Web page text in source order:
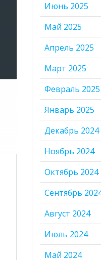
Июнь 2025
Май 2025
Апрель 2025
Март 2025
Февраль 2025
Январь 2025
Декабрь 2024
Ноябрь 2024
Октябрь 2024
Сентябрь
Август 2024
Июль 2024
Май 2024